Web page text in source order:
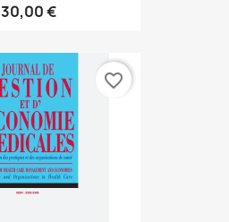
30,00 €
favorite_border